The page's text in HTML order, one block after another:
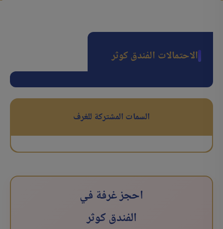
الاحتمالات الفندق کوثر
السمات المشتركة للغرف
احجز غرفة في
الفندق کوثر